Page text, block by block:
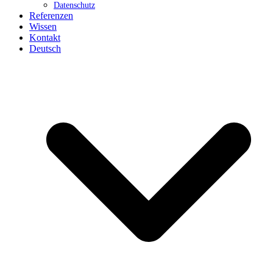
Datenschutz
Referenzen
Wissen
Kontakt
Deutsch